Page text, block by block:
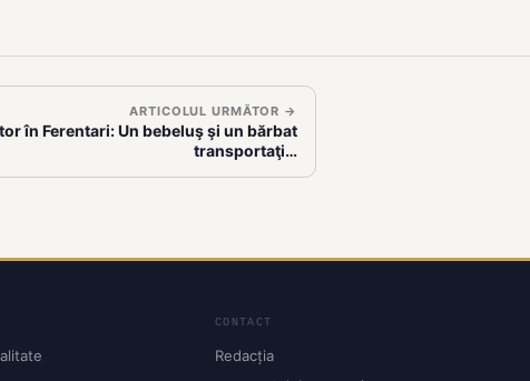
ARTICOLUL URMĂTOR →
în Ferentari: Un bebeluş şi un bărbat
transportaţi…
CONTACT
Redacția